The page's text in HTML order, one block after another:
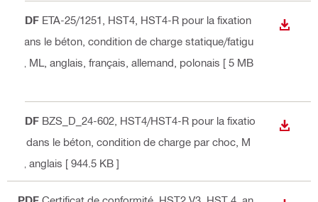
PDF ETA-25/1251, HST4, HST4-R pour la fixation
dans le béton, condition de charge statique/fatigu
e, ML , anglais, français, allemand, polonais [ 5 MB
PDF BZS_D_24-602, HST4/HST4-R pour la fixatio
n dans le béton, condition de charge par choc, M
, anglais [ 944.5 KB ]